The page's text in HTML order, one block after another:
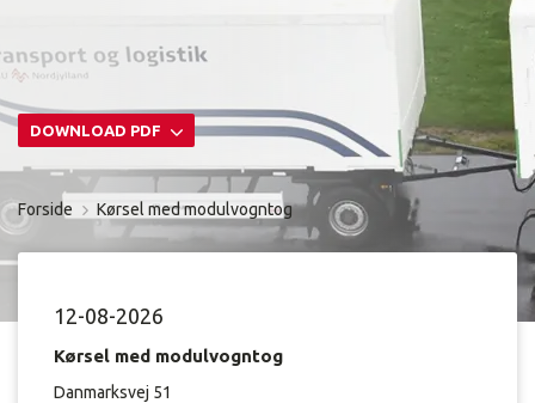
DOWNLOAD PDF
Forside Kørsel med modulvogntog
12-08-2026
Kørsel med modulvogntog
Danmarksvej 51